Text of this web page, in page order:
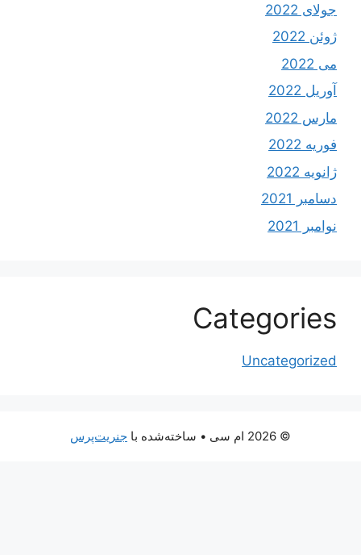
جولای 2022
ژوئن 2022
آوریل 2022
مارس 2022
فوریه 2022
ژانویه 2022
دسامبر 2021
نوامبر 2021
Categories
Uncategorized
• ساخته‌شده باجنریت‌پرس